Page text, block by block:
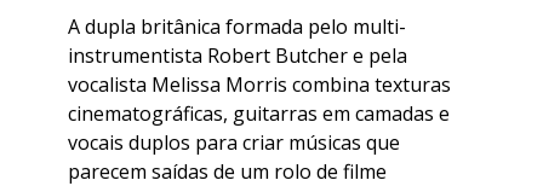
A dupla britânica formada pelo multi-
instrumentista Robert Butcher e pela
vocalista Melissa Morris combina texturas
cinematográficas, guitarras em camadas e
vocais duplos para criar músicas que
parecem saídas de um rolo de filme